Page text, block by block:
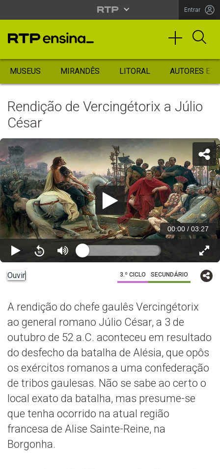
Entrar
MUSEUS MIRANDÊS LITORAL AUTORES
Rendição de Vercingétorix a Júlio
César
00:00 / 03:27
Ouvir 3.º CICLO SECUNDÁRIO
A rendição do chefe gaulês Vercingétorix
ao general romano Júlio César, a 3 de
outubro de 52 a.C. aconteceu em resultado
do desfecho da batalha de Alésia, que opôs
os exércitos romanos a uma confederação
de tribos gaulesas. Não se sabe ao certo o
local exato da batalha, mas presume-se
que tenha ocorrido na atual região
francesa de Alise Sainte-Reine, na
Borgonha.